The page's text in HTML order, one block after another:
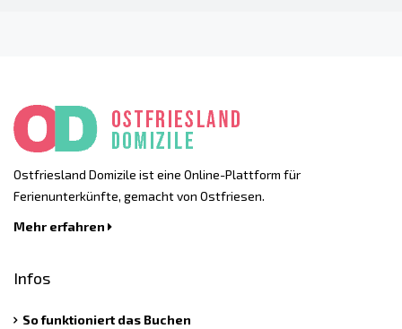
Ostfriesland Domizile ist eine Online-Plattform für
Ferienunterkünfte, gemacht von Ostfriesen.
Mehr erfahren
Infos
So funktioniert das Buchen